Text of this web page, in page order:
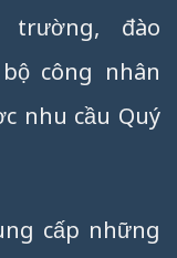
đào
công nhân
nhu cầu Quý
cấp những